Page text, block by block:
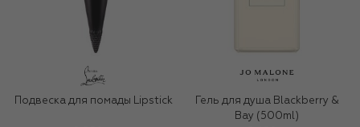
Подвеска для помады Lipstick
Гель для душа Blackberry &
Bay (500ml)